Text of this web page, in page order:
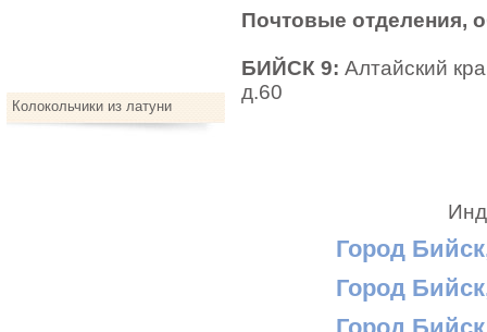
Колокольчики из латуни
Почтовые отделения,
БИЙСК 9: Алтайский
д.60
Город
Город